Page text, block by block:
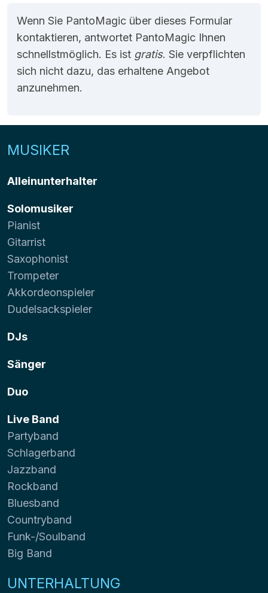
Wenn Sie PantoMagic über dieses Formular
kontaktieren, antwortet PantoMagic Ihnen
schnellstmöglich. Es ist gratis. Sie verpflichten
sich nicht dazu, das erhaltene Angebot
anzunehmen.
MUSIKER
Alleinunterhalter
Solomusiker
Pianist
Gitarrist
Saxophonist
Trompeter
Akkordeonspieler
Dudelsackspieler
DJs
Sänger
Duo
Live Band
Partyband
Schlagerband
Jazzband
Rockband
Bluesband
Countryband
Funk-/Soulband
Big Band
UNTERHALTUNG